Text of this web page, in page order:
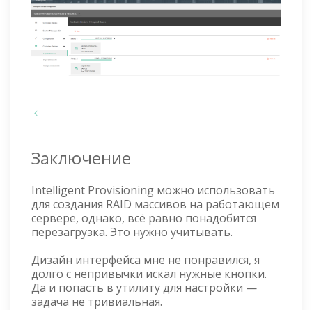
Заключение
Intelligent Provisioning можно использовать
для создания RAID массивов на работающем
сервере, однако, всё равно понадобится
перезагрузка. Это нужно учитывать.
Дизайн интерфейса мне не понравился, я
долго с непривычки искал нужные кнопки.
Да и попасть в утилиту для настройки —
задача не тривиальная.